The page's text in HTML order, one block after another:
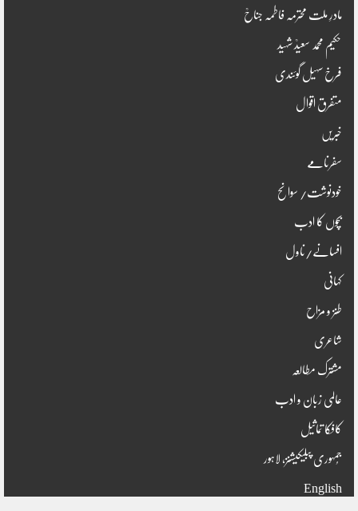
مادرِ ملت محترمہ فاطمہ جناحؒ
حکیم محمد سعیدؒ شہید
فرخ سہیل گوئندی
متفرق اقوال
خبریں
سفرنامے
خودنوشت/ سوانح
بچوں کا ادب
افسانے/ناول
کہانی
طنز و مزاح
شاعری
مشترک مطالعہ
عالمی زبان و ادب
کافکا تماثیل
جُمہوری پبلیکیشنز، لاہور
English